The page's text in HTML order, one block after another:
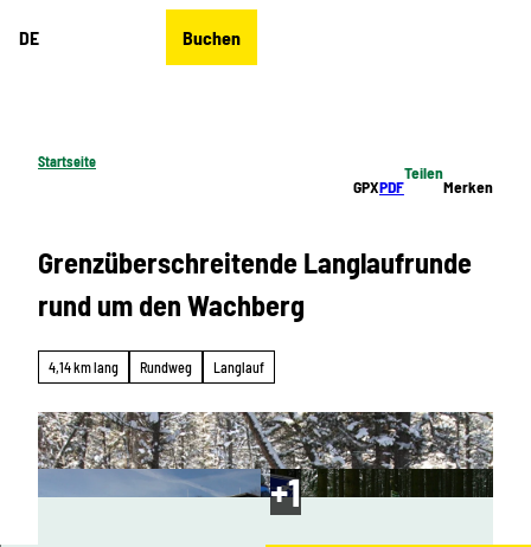
DE Buchen
Startseite
GPXPDF
Teilen
Merken
Grenzüberschreitende Langlaufrunde
rund um den Wachberg
4,14 km lang Rundweg Langlauf